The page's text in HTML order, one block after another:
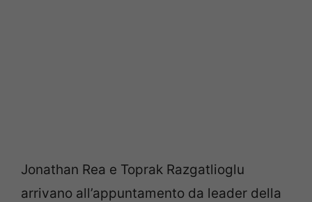
Jonathan Rea e Toprak Razgatlioglu
arrivano all’appuntamento da leader della